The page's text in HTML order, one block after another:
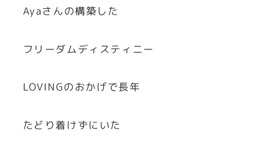
Ayaさんの構築した
フリーダムディスティニー
LOVINGのおかげで長年
たどり着けずにいた